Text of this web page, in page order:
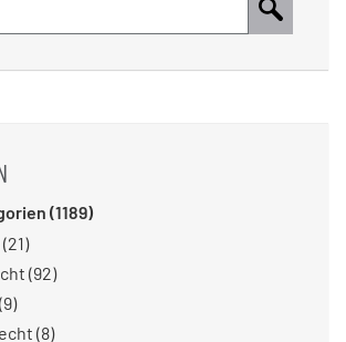
(1189)
(21)
(92)
(9)
(8)